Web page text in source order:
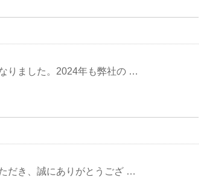
りました。2024年も弊社の …
だき、誠にありがとうござ …